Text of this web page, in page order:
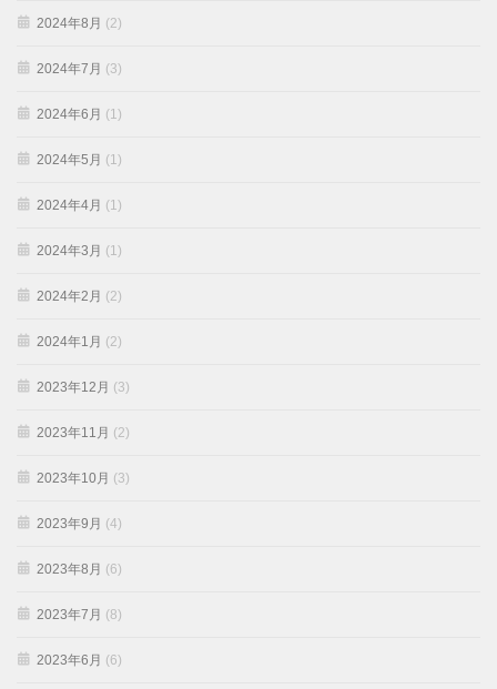
2024年8月 (2)
2024年7月 (3)
2024年6月 (1)
2024年5月 (1)
2024年4月 (1)
2024年3月 (1)
2024年2月 (2)
2024年1月 (2)
2023年12月 (3)
2023年11月 (2)
2023年10月 (3)
2023年9月 (4)
2023年8月 (6)
2023年7月 (8)
2023年6月 (6)